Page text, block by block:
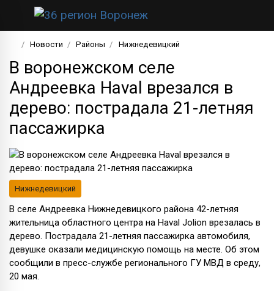
Новости Районы Нижнедевицкий
В воронежском селе
Андреевка Haval врезался в
дерево: пострадала 21-летняя
пассажирка
Нижнедевицкий
В селе Андреевка Нижнедевицкого района 42-летняя
жительница областного центра на Haval Jolion врезалась в
дерево. Пострадала 21-летняя пассажирка автомобиля,
девушке оказали медицинскую помощь на месте. Об этом
сообщили в пресс-службе регионального ГУ МВД в среду,
20 мая.